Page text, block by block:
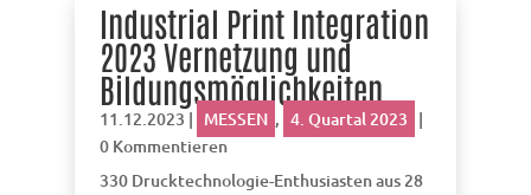
Industrial Print Integration
2023 Vernetzung und
Bildungsmöglichkeiten
11.12.2023 | MESSEN , 4. Quartal 2023 |
0 Kommentieren
330 Drucktechnologie-Enthusiasten aus 28